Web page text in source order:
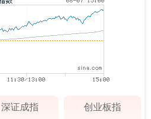
深证成指 创业板指